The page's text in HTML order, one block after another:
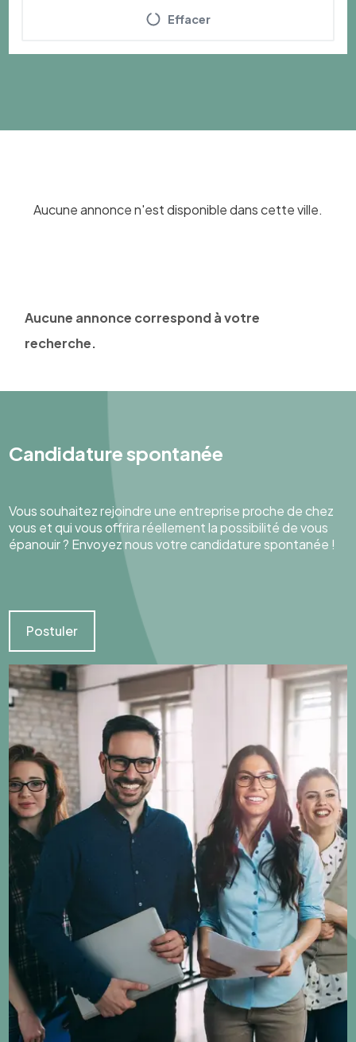
Effacer
Aucune annonce n'est disponible dans cette ville.
Aucune annonce correspond à votre
recherche.
Candidature spontanée
Vous souhaitez rejoindre une entreprise proche de chez
vous et qui vous offrira réellement la possibilité de vous
épanouir ? Envoyez nous votre candidature spontanée !
Postuler